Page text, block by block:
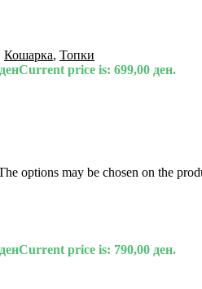
Кошарка, Топки
денCurrent price is: 699,00 ден.
options may be chosen on the
денCurrent price is: 790,00 ден.